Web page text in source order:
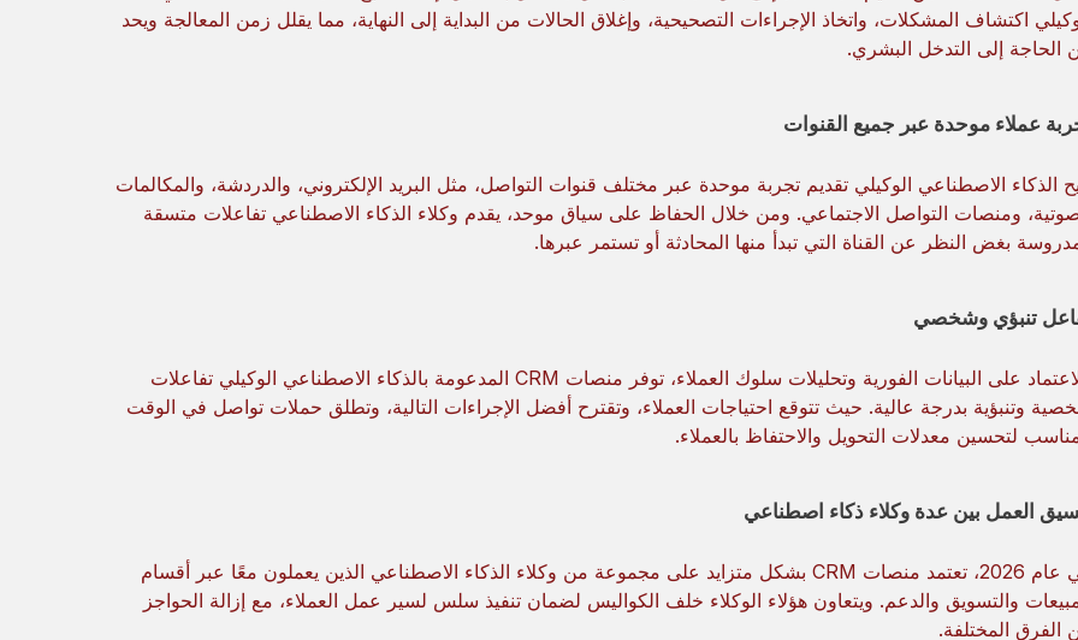
اكتشاف المشكلات، واتخاذ الإجراءات التصحيحية، وإغلاق الحالات من البداية إلى النهاية، مما يقلل زمن المعالجة ويحد
الحاجة إلى التدخل البشري.
عملاء موحدة عبر جميع القنوات
الذكاء الاصطناعي الوكيلي تقديم تجربة موحدة عبر مختلف قنوات التواصل، مثل البريد الإلكتروني، والدردشة، والمكالمات
ومنصات التواصل الاجتماعي. ومن خلال الحفاظ على سياق موحد، يقدم وكلاء الذكاء الاصطناعي تفاعلات متسقة
بغض النظر عن القناة التي تبدأ منها المحادثة أو تستمر عبرها.
تنبؤي وشخصي
بالاعتماد على البيانات الفورية وتحليلات سلوك العملاء، توفر منصات CRM المدعومة بالذكاء الاصطناعي الوكيلي تفاعلات
وتنبؤية بدرجة عالية. حيث تتوقع احتياجات العملاء، وتقترح أفضل الإجراءات التالية، وتطلق حملات تواصل في الوقت
لتحسين معدلات التحويل والاحتفاظ بالعملاء.
العمل بين عدة وكلاء ذكاء اصطناعي
في عام 2026، تعتمد منصات CRM بشكل متزايد على مجموعة من وكلاء الذكاء الاصطناعي الذين يعملون معًا عبر أقسام
والتسويق والدعم. ويتعاون هؤلاء الوكلاء خلف الكواليس لضمان تنفيذ سلس لسير عمل العملاء، مع إزالة الحواجز
الفرق المختلفة.